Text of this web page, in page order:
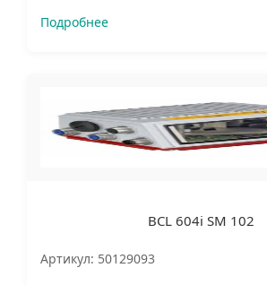
Подробнее
BCL 604i SM 102
Артикул: 50129093